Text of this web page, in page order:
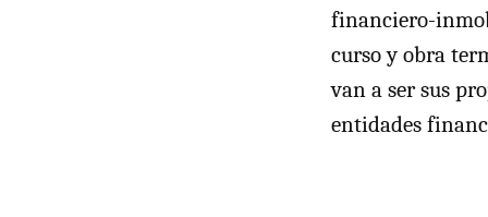
financiero-
curso y obra
van a ser sus
entidades